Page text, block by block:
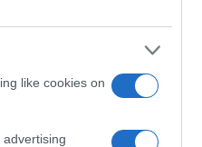
like cookies on
del